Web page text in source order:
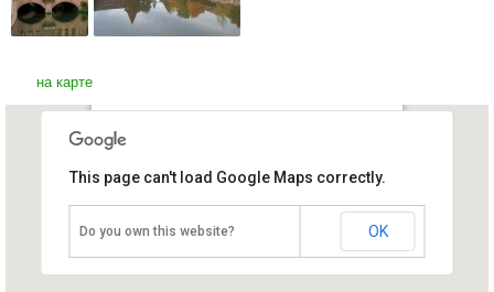
на карте
Германия, Нюрнберг
This page can't load Google Maps correctly.
Do you own this website? OK